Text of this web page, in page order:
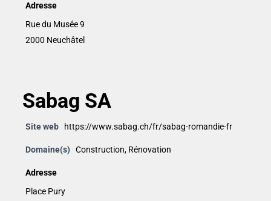
Adresse
Rue du Musée 9
2000 Neuchâtel
Sabag SA
Site web https://www.sabag.ch/fr/sabag-romandie-fr
Domaine(s) Construction, Rénovation
Adresse
Place Pury